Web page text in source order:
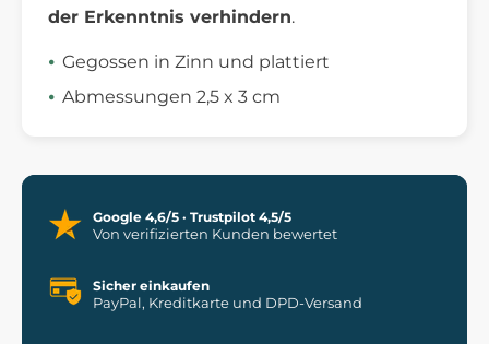
der Erkenntnis verhindern.
Gegossen in Zinn und plattiert
Abmessungen 2,5 x 3 cm
Google 4,6/5 · Trustpilot 4,5/5
Von verifizierten Kunden bewertet
Sicher einkaufen
PayPal, Kreditkarte und DPD-Versand